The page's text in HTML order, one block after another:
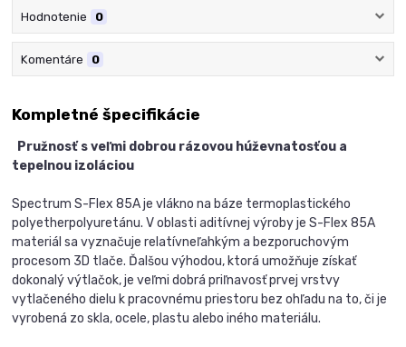
Hodnotenie 0
Komentáre 0
Kompletné špecifikácie
Pružnosť s veľmi dobrou rázovou húževnatosťou a
tepelnou izoláciou
Spectrum S-Flex 85A je vlákno na báze termoplastického
polyetherpolyuretánu. V oblasti aditívnej výroby je S-Flex 85A
materiál sa vyznačuje relatívneľahkým a bezporuchovým
procesom 3D tlače. Ďalšou výhodou, ktorá umožňuje získať
dokonalý výtlačok, je veľmi dobrá priľnavosť prvej vrstvy
vytlačeného dielu k pracovnému priestoru bez ohľadu na to, či je
vyrobená zo skla, ocele, plastu alebo iného materiálu.